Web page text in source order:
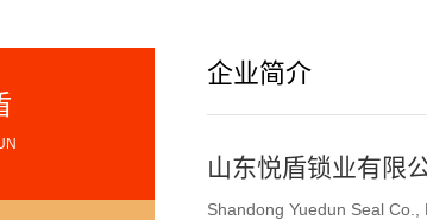
企业简介
山东悦盾锁业有限
Shandong Yuedun Seal Co.,